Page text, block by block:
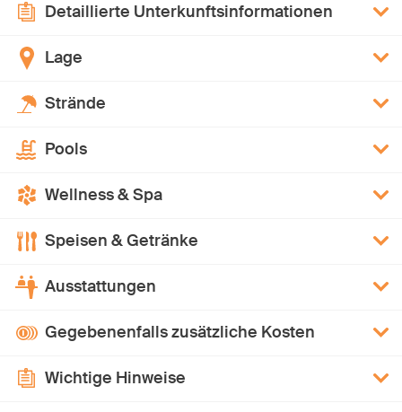
Detaillierte Unterkunftsinformationen
Lage
Strände
Pools
Wellness & Spa
Speisen & Getränke
Ausstattungen
Gegebenenfalls zusätzliche Kosten
Wichtige Hinweise